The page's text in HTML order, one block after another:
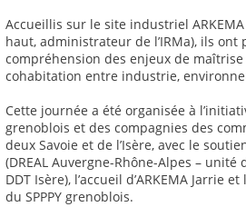
Accueillis sur le site industriel ARKEMA
haut, administrateur de l’IRMa), ils
compréhension des enjeux de
cohabitation entre industrie,
Cette journée a été organisée à
grenoblois et des compagnies des
deux Savoie et de l’Isère, avec le
(DREAL Auvergne-Rhône-Alpes – unité
DDT Isère), l’accueil d’ARKEMA Jarrie
du SPPPY grenoblois.